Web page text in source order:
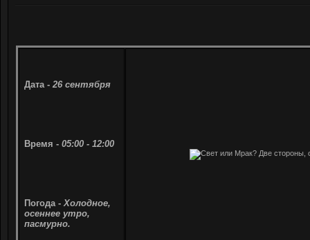
Дата - 26 сентября
Время - 05:00 - 12:00
Погода - Холодное,
осеннее утро,
пасмурно.